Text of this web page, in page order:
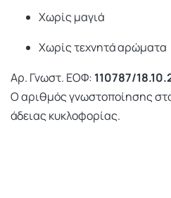
Χωρίς μαγιά
Χωρίς τεχνητά αρώματα
Αρ. Γνωστ. ΕΟΦ: 110787/
Ο αριθμός γνωστοποίησης
άδειας κυκλοφορίας.